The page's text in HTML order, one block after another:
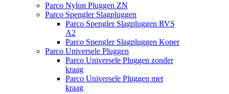
Parco Nylon Pluggen ZN
Parco Spengler Slagpluggen
Parco Spengler Slagpluggen RVS
A2
Parco Spengler Slagpluggen Koper
Parco Universele Pluggen
Parco Universele Pluggen zonder
kraag
Parco Universele Pluggen met
kraag